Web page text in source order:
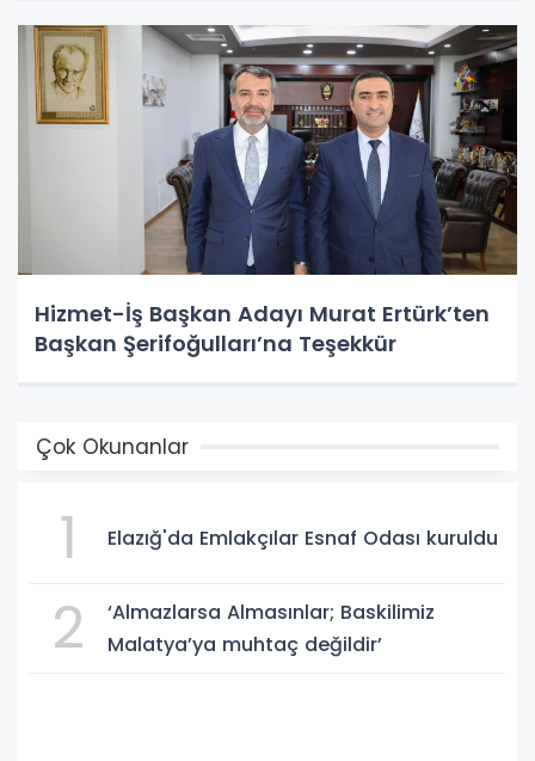
Hizmet-İş Başkan Adayı Murat Ertürk’ten
Başkan Şerifoğulları’na Teşekkür
Çok Okunanlar
1 Elazığ'da Emlakçılar Esnaf Odası kuruldu
2
‘Almazlarsa Almasınlar; Baskilimiz
Malatya’ya muhtaç değildir’